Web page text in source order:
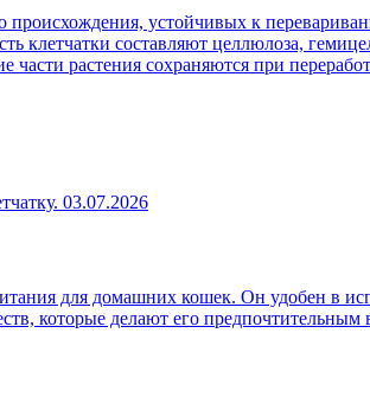
происхождения, устойчивых к
клетчатки составляют целлюлоза,
части растения сохраняются при
03.07.2026
для домашних кошек. Он удобен в
которые делают его